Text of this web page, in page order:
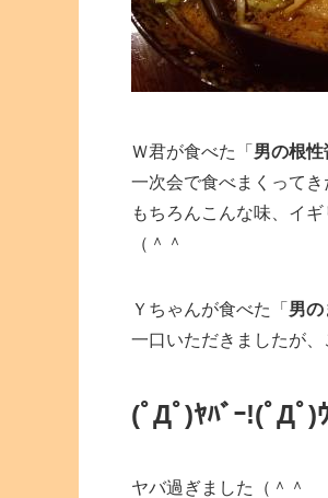
Ｗ君が食べた「 男の根性
一次会で食べまくって
もちろんこんな味、イ
（＾＾
Ｙちゃんが食べた「 男の
一口いただきましたが、
(ﾟДﾟ)ﾔﾊﾞｰ!(ﾟДﾟ)
ヤバ過ぎました（＾＾